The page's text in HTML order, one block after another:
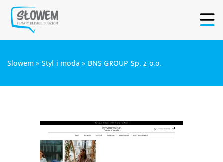
Slowem » Styl i moda » BNS GROUP Sp. z o.o.